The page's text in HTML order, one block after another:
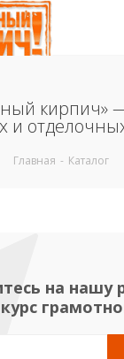
кирпич»
и
Главная - Каталог
на нашу